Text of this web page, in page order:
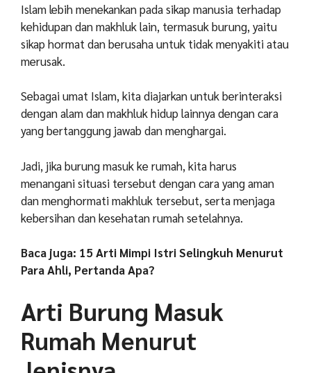
Islam lebih menekankan pada sikap manusia terhadap
kehidupan dan makhluk lain, termasuk burung, yaitu
sikap hormat dan berusaha untuk tidak menyakiti atau
merusak.
Sebagai umat Islam, kita diajarkan untuk berinteraksi
dengan alam dan makhluk hidup lainnya dengan cara
yang bertanggung jawab dan menghargai.
Jadi, jika burung masuk ke rumah, kita harus
menangani situasi tersebut dengan cara yang aman
dan menghormati makhluk tersebut, serta menjaga
kebersihan dan kesehatan rumah setelahnya.
Baca juga: 15 Arti Mimpi Istri Selingkuh Menurut
Para Ahli, Pertanda Apa?
Arti Burung Masuk
Rumah Menurut